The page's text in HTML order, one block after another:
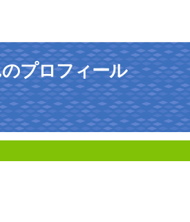
プロフィール